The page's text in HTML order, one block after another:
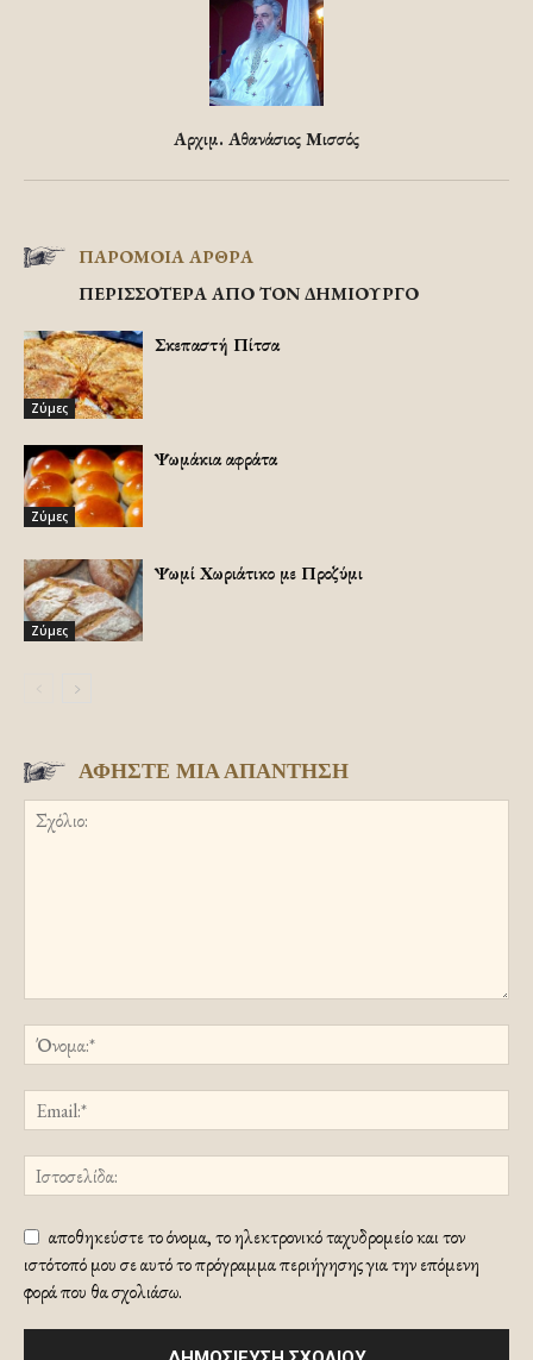
Αρχιμ. Αθανάσιος Μισσός
ΠΑΡΟΜΟΙΑ ΑΡΘΡΑ
ΠΕΡΙΣΣΟΤΕΡΑ ΑΠΟ ΤΟΝ ΔΗΜΙΟΥΡΓΟ
Ζύμες
Σκεπαστή Πίτσα
Ζύμες
Ψωμάκια αφράτα
Ζύμες
Ψωμί Χωριάτικο με Προζύμι
ΑΦΗΣΤΕ ΜΙΑ ΑΠΑΝΤΗΣΗ
αποθηκεύστε το όνομα, το ηλεκτρονικό ταχυδρομείο και τον
ιστότοπό μου σε αυτό το πρόγραμμα περιήγησης για την επόμενη
φορά που θα σχολιάσω.